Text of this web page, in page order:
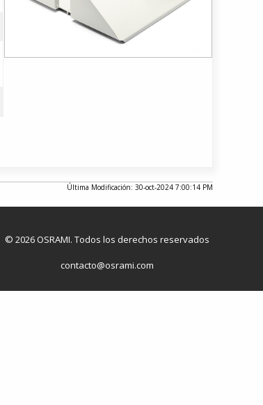
Última Modificación: 30-oct-2024 7:00:14 PM
© 2026 OSRAMI. Todos los derechos reservados
contacto@osrami.com